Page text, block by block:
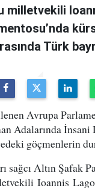
milletvekili
Türk
Avrupa
Adalarında İnsani
göçmenlerin
sağcı Altın Şafak
Ioannis